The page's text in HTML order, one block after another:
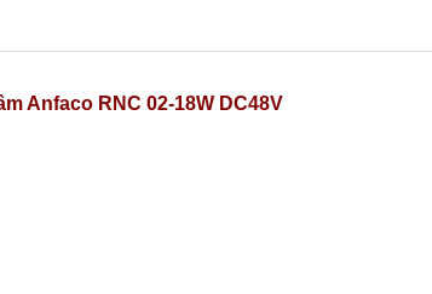
Anfaco RNC 02-18W DC48V